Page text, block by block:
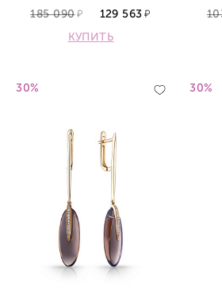
185 090
129 563
КУПИТЬ
30% 30%